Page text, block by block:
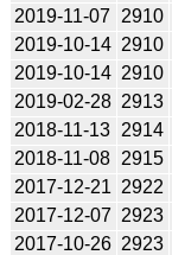
2019-11-07
2910
2019-10-14 2910
2019-10-14 2910
2019-02-28 2913
2018-11-13 2914
2018-11-08 2915
2017-12-21 2922
2017-12-07 2923
2017-10-26 2923